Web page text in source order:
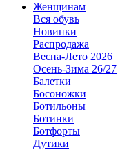
Женщинам
Вся обувь
Новинки
Распродажа
Весна-Лето 2026
Осень-Зима 26/27
Балетки
Босоножки
Ботильоны
Ботинки
Ботфорты
Дутики